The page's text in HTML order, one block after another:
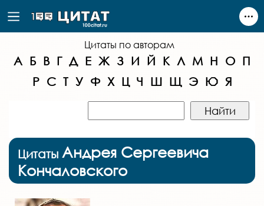
Цитаты по авторам
А Б В Г Д Е Ж З И Й К Л М Н О П
Р С Т У Ф Х Ц Ч Ш Щ Э Ю Я
Цитаты Андрея Сергеевича
Кончаловского